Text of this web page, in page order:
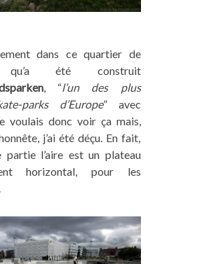
dans ce quartier de
qu’a été construit
, “l’un des plus
parks d’Europe” avec
voulais donc voir ça mais,
j’ai été déçu. En fait,
partie l’aire est un plateau
horizontal, pour les